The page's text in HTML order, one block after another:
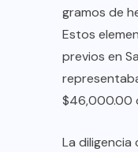
gramos de
Estos
previos en
$46,000.00
La